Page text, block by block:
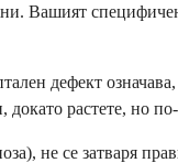
Вашият
дефект
растете, но
не се затваря